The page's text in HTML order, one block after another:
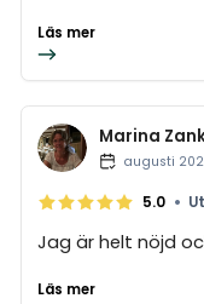
Läs mer
Marina
augusti
5.0 •
Jag är helt nöjd
Läs mer